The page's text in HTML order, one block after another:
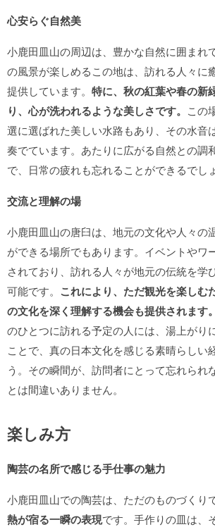
心安らぐ自然美
小鹿田皿山の周辺は、豊かな自然に囲まれ
の風景が楽しめるこの地は、訪れる人々に
提供しています。 特に、秋の紅葉や春の新
り、心が洗われるような美しさです。 この
選に選ばれた美しい水路もあり、その水音
奏でています。あたりに広がる自然との調
で、日常の疲れも忘れることができるでしょ
交流と理解の場
小鹿田皿山の唐臼は、地元の文化や人々の
ができる場所でもあります。イベントやワ
されており、訪れる人々が地元の伝統を学
可能です。 これにより、ただ観光を楽しむ
の文化を深く理解する機会も提供されます。
のひとつに訪れる予定の人には、湯上がり
ことで、真の日本文化を感じる素晴らしい
う。その瞬間が、訪問者にとって忘れられ
とは間違いありません。
楽しみ方
陶芸の名所で感じる手仕事の魅力
小鹿田皿山での陶芸は、ただのものづくり
熱が宿る一瞬の表現です。手作りの皿は、